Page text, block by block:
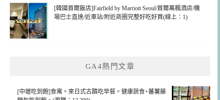
[韓國首爾飯店]Fairfield by Marriott Seoul/首爾萬楓酒店/機
場巴士直達/近車站/附近商圈完整好吃好買(線上：1)
GA4熱門文章
[中壢吃到飽]食寓。來日式古蹟吃早餐。健康蔬食+蕃薯藤